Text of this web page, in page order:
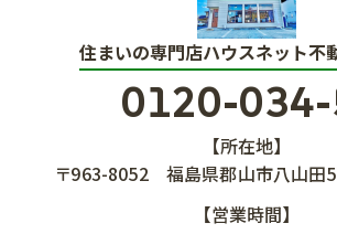
住まいの専門店ハウスネット不
0120-
【所在地】
〒963-8052
福島県郡山市八山田
【営業時間】